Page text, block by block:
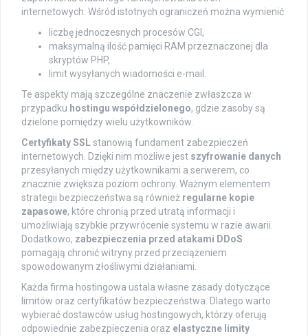
internetowych. Wśród istotnych ograniczeń można wymienić:
liczbę jednoczesnych procesów CGI,
maksymalną ilość pamięci RAM przeznaczonej dla
skryptów PHP,
limit wysyłanych wiadomości e-mail.
Te aspekty mają szczególne znaczenie zwłaszcza w
przypadku hostingu współdzielonego, gdzie zasoby są
dzielone pomiędzy wielu użytkowników.
Certyfikaty SSLstanowią fundament zabezpieczeń
internetowych. Dzięki nim możliwe jest szyfrowanie danych
przesyłanych między użytkownikami a serwerem, co
znacznie zwiększa poziom ochrony. Ważnym elementem
strategii bezpieczeństwa są również regularne kopie
zapasowe, które chronią przed utratą informacji i
umożliwiają szybkie przywrócenie systemu w razie awarii.
Dodatkowo, zabezpieczenia przed atakami DDoS
pomagają chronić witryny przed przeciążeniem
spowodowanym złośliwymi działaniami.
Każda firma hostingowa ustala własne zasady dotyczące
limitów oraz certyfikatów bezpieczeństwa. Dlatego warto
wybierać dostawców usług hostingowych, którzy oferują
odpowiednie zabezpieczenia oraz elastyczne limity